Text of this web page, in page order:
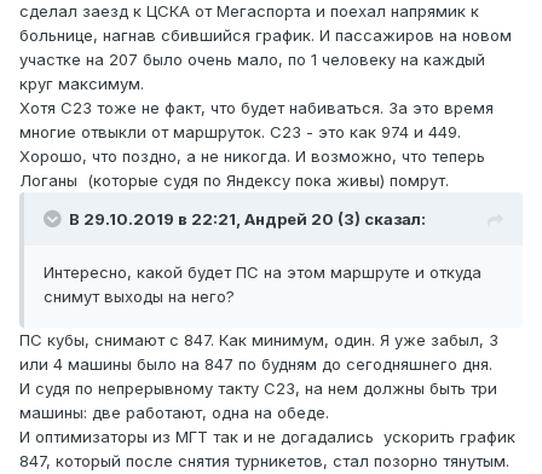
сделал заезд к ЦСКА от Мегаспорта и поехал напрямик к
больнице, нагнав сбившийся график. И пассажиров на новом
участке на 207 было очень мало, по 1 человеку на каждый
круг максимум.
Хотя С23 тоже не факт, что будет набиваться. За это время
многие отвыкли от маршруток. С23 - это как 974 и 449.
Хорошо, что поздно, а не никогда. И возможно, что теперь
Логаны (которые судя по Яндексу пока живы) помрут.
В 29.10.2019 в 22:21, Андрей 20 (3) сказал:
Интересно, какой будет ПС на этом маршруте и откуда
снимут выходы на него?
ПС кубы, снимают с 847. Как минимум, один. Я уже забыл, 3
или 4 машины было на 847 по будням до сегодняшнего дня.
И судя по непрерывному такту С23, на нем должны быть три
машины: две работают, одна на обеде.
И оптимизаторы из МГТ так и не догадались ускорить график
847, который после снятия турникетов, стал позорно тянутым.